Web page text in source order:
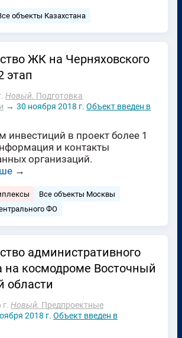
объекты Казахстана
ЖК на Черняховского
этап
Новый. Подготовка
→ 30 ноября 2018 г. Объект введен в
инвестиций в проект более 1
и контакты
организаций.
→
Все объекты Москвы
ФО
административного
на космодроме Восточный
области
г. Новый. Предпроектные
2018 г. Объект введен в